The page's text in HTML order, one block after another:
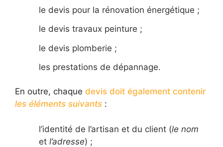
le devis pour la rénovation énergétique ;
le devis travaux peinture ;
le devis plomberie ;
les prestations de dépannage.
En outre, chaque devis doit également contenir
les éléments suivants :
l’identité de l’artisan et du client (le nom
et l’adresse) ;